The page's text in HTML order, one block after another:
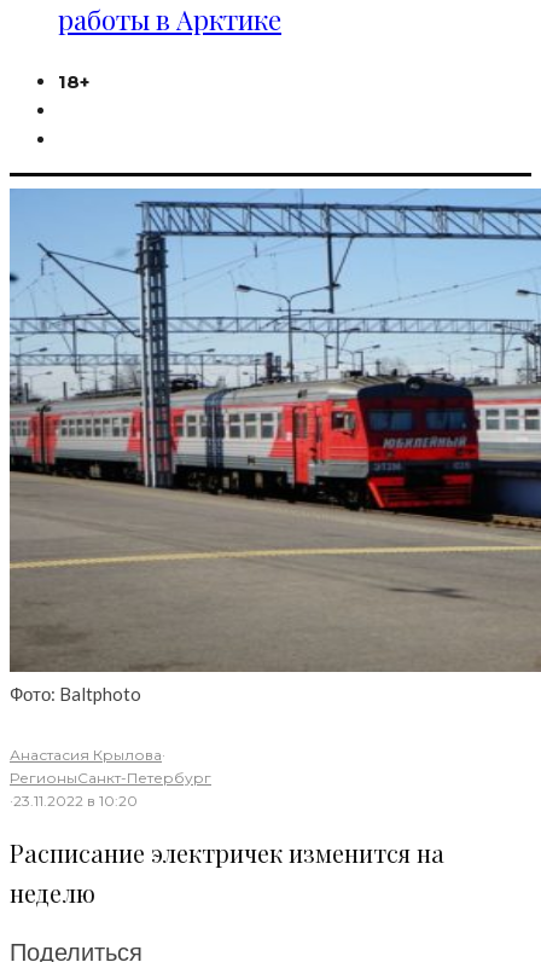
работы в Арктике
18+
Фото: Baltphoto
Анастасия Крылова·
РегионыСанкт-Петербург
·23.11.2022 в 10:20
Расписание электричек изменится на
неделю
Поделиться